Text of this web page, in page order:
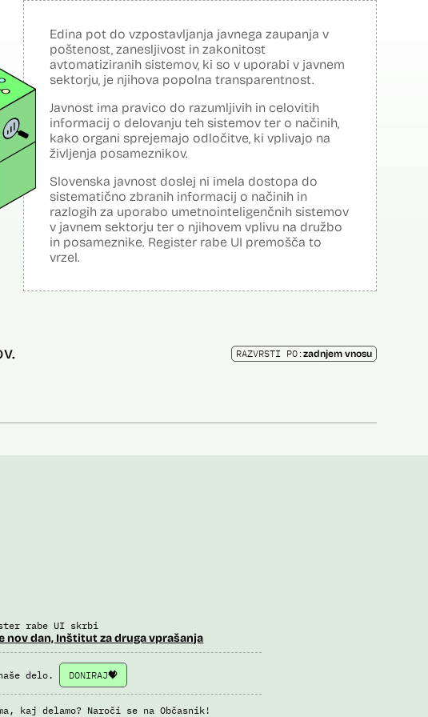
Edina pot do vzpostavljanja javnega zaupanja v
poštenost, zanesljivost in zakonitost
avtomatiziranih sistemov, ki so v uporabi v javnem
sektorju, je njihova popolna transparentnost.
Javnost ima pravico do razumljivih in celovitih
informacij o delovanju teh sistemov ter o načinih,
kako organi sprejemajo odločitve, ki vplivajo na
življenja posameznikov.
Slovenska javnost doslej ni imela dostopa do
sistematično zbranih informacij o načinih in
razlogih za uporabo umetnointeligenčnih sistemov
v javnem sektorju ter o njihovem vplivu na družbo
in posameznike. Register rabe UI premošča to
vrzel.
RAZVRSTI PO:zadnjem vnosu
rabe UI skrbi
nov dan, Inštitut za druga vprašanja
delo. DONIRAJ
kaj delamo? Naroči se na Občasnik!